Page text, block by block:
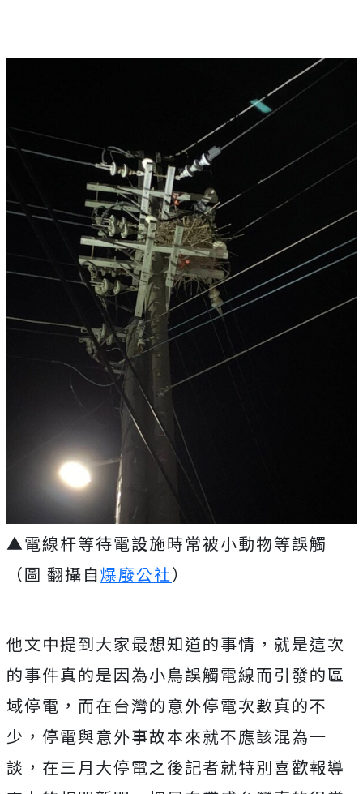
▲電線杆等待電設施時常被小動物等誤觸
（圖 翻攝自爆廢公社）
他文中提到大家最想知道的事情，就是這次
的事件真的是因為小鳥誤觸電線而引發的區
域停電，而在台灣的意外停電次數真的不
少，停電與意外事故本來就不應該混為一
談，在三月大停電之後記者就特別喜歡報導